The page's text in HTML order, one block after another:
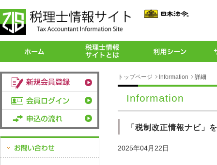
トップページ Information 詳細
Information
「税制改正情報ナビ」
2025年04月22日